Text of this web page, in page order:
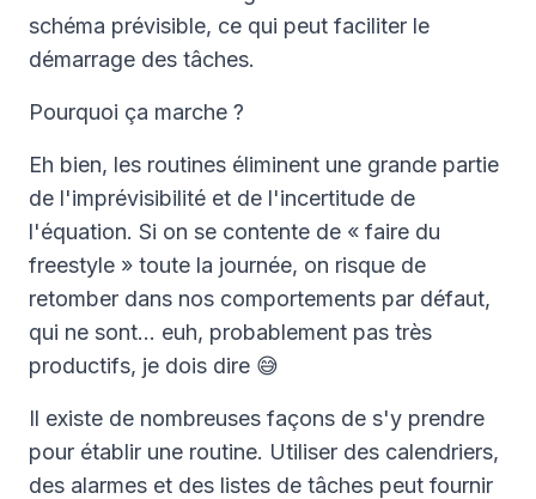
schéma prévisible, ce qui peut faciliter le
démarrage des tâches.
Pourquoi ça marche ?
Eh bien, les routines éliminent une grande partie
de l'imprévisibilité et de l'incertitude de
l'équation. Si on se contente de « faire du
freestyle » toute la journée, on risque de
retomber dans nos comportements par défaut,
qui ne sont… euh, probablement pas très
productifs, je dois dire 😅
Il existe de nombreuses façons de s'y prendre
pour établir une routine. Utiliser des calendriers,
des alarmes et des listes de tâches peut fournir